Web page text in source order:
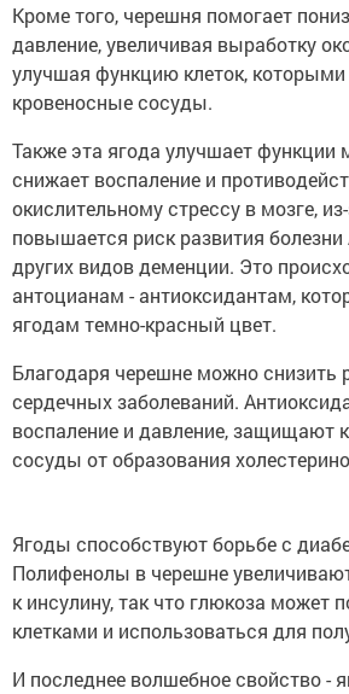
Кроме того, черешня помогает
давление, увеличивая выработку
улучшая функцию клеток,
кровеносные сосуды.
Также эта ягода улучшает функции
снижает воспаление и
окислительному стрессу в мозге,
повышается риск развития
других видов деменции. Это
антоцианам - антиоксидантам,
ягодам темно-красный цвет.
Благодаря черешне можно снизить
сердечных заболеваний.
воспаление и давление, защищают
сосуды от образования
Ягоды способствуют борьбе с
Полифенолы в черешне
к инсулину, так что глюкоза может
клетками и использоваться для
И последнее волшебное свойство -